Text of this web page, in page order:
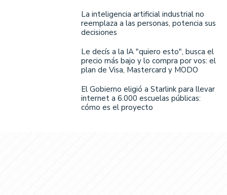
La inteligencia artificial industrial no
reemplaza a las personas, potencia sus
decisiones
Le decís a la IA "quiero esto", busca el
precio más bajo y lo compra por vos: el
plan de Visa, Mastercard y MODO
El Gobierno eligió a Starlink para llevar
internet a 6.000 escuelas públicas:
cómo es el proyecto